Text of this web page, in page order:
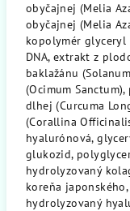
obyčajnej (Melia
obyčajnej (Melia
kopolymér
DNA, extrakt z
baklažánu
(Ocimum
dlhej (Curcuma
(Corallina
hyalurónová,
glukozid,
hydrolyzovaný
koreňa
hydrolyzovaný